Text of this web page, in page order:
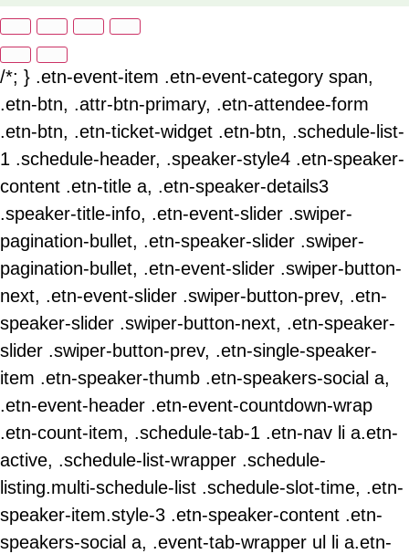
/*; } .etn-event-item .etn-event-category span,
.etn-btn, .attr-btn-primary, .etn-attendee-form
.etn-btn, .etn-ticket-widget .etn-btn, .schedule-list-
1 .schedule-header, .speaker-style4 .etn-speaker-
content .etn-title a, .etn-speaker-details3
.speaker-title-info, .etn-event-slider .swiper-
pagination-bullet, .etn-speaker-slider .swiper-
pagination-bullet, .etn-event-slider .swiper-button-
next, .etn-event-slider .swiper-button-prev, .etn-
speaker-slider .swiper-button-next, .etn-speaker-
slider .swiper-button-prev, .etn-single-speaker-
item .etn-speaker-thumb .etn-speakers-social a,
.etn-event-header .etn-event-countdown-wrap
.etn-count-item, .schedule-tab-1 .etn-nav li a.etn-
active, .schedule-list-wrapper .schedule-
listing.multi-schedule-list .schedule-slot-time, .etn-
speaker-item.style-3 .etn-speaker-content .etn-
speakers-social a, .event-tab-wrapper ul li a.etn-